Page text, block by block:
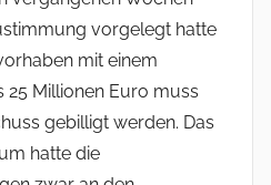
vorgelegt hatte
mit einem
Millionen Euro muss
gebilligt werden. Das
hatte die